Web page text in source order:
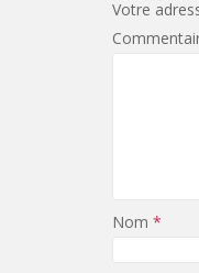
Votre
Nom *